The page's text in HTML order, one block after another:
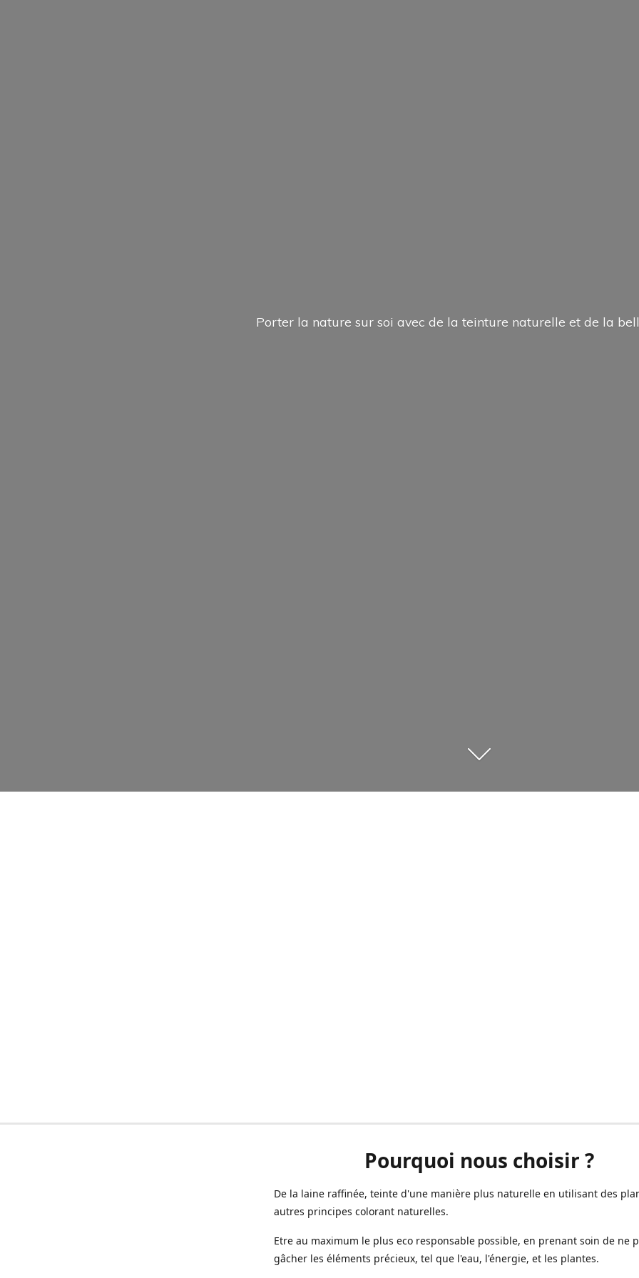
Porter la nature sur soi avec de la teinture naturelle et de la
Pourquoi nous choisir ?
De la laine raffinée, teinte d'une manière plus naturelle en utilisant des
autres principes colorant naturelles.
Etre au maximum le plus eco responsable possible, en prenant soin de ne
gâcher les éléments précieux, tel que l'eau, l'énergie, et les plantes.